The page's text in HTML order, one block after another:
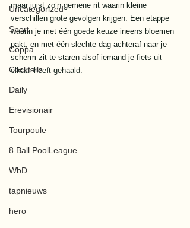
Uncategorized
Sport
Coppa
Cocktails
Daily
Erevisionair
Tourpoule
8 Ball PoolLeague
WbD
tapnieuws
hero
maar juist zo’n gemene rit waarin kleine
verschillen grote gevolgen krijgen. Een etappe
waarin je met één goede keuze ineens bloemen
pakt, en met één slechte dag achteraf naar je
scherm zit te staren alsof iemand je fiets uit
elkaar heeft gehaald.